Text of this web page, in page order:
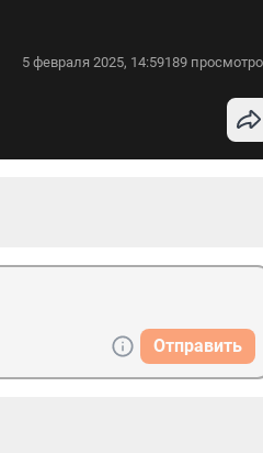
5 февраля 2025, 14:59189
Отправить